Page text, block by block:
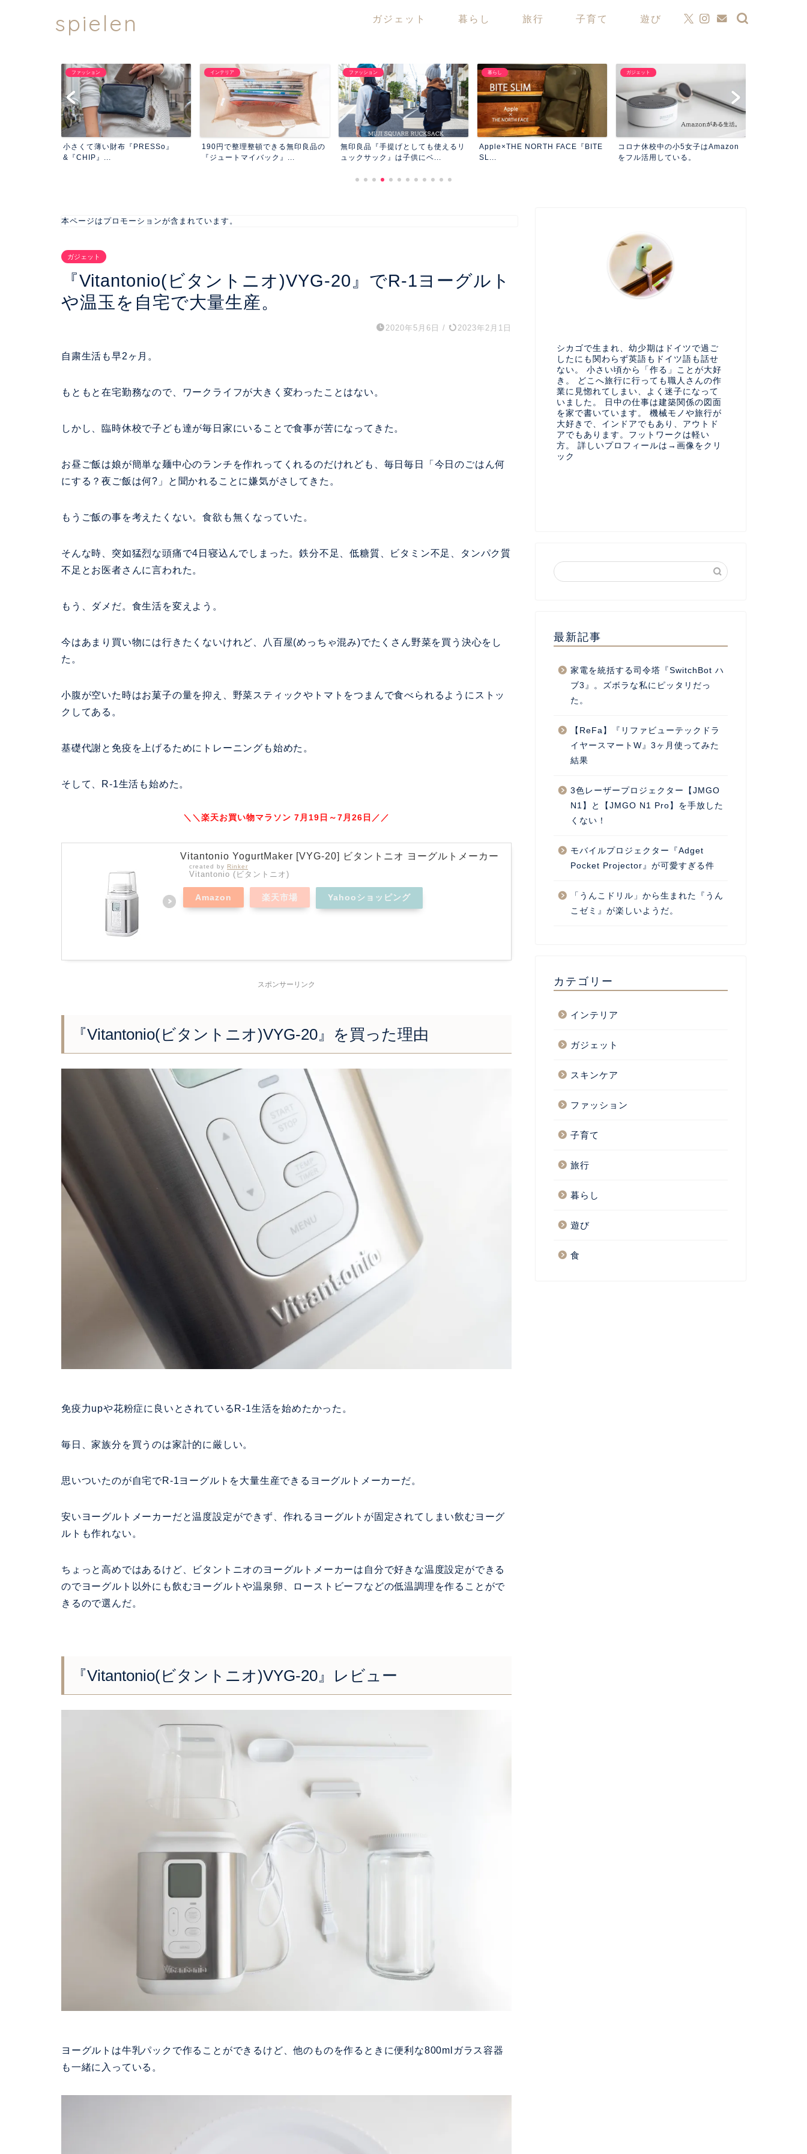
spielen ガジェット 暮らし 旅行 子育て 遊び
ファッション
小さくて薄い財布『PRESSo』
&『CHIP』...
インテリア
190円で整理整頓できる無印良品の
『ジュートマイバック』...
ファッション
無印良品『手提げとしても使えるリ
ュックサック』は子供にベ...
暮らし
Apple×THE NORTH FACE『BITE
SL...
ガジェット
コロナ休校中の小5女子はAmazon
をフル活用している。
本ページはプロモーションが含まれています。
ガジェット
『Vitantonio(ビタントニオ)VYG-20』でR-1ヨーグルト
や温玉を自宅で大量生産。
2020年5月6日 / 2023年2月1日
自粛生活も早2ヶ月。
もともと在宅勤務なので、ワークライフが大きく変わったことはない。
しかし、臨時休校で子ども達が毎日家にいることで食事が苦になってきた。
お昼ご飯は娘が簡単な麺中心のランチを作れってくれるのだけれども、毎日毎日「今日のごはん何
にする？夜ご飯は何?」と聞かれることに嫌気がさしてきた。
もうご飯の事を考えたくない。食欲も無くなっていた。
そんな時、突如猛烈な頭痛で4日寝込んでしまった。鉄分不足、低糖質、ビタミン不足、タンパク質
不足とお医者さんに言われた。
もう、ダメだ。食生活を変えよう。
今はあまり買い物には行きたくないけれど、八百屋(めっちゃ混み)でたくさん野菜を買う決心をし
た。
小腹が空いた時はお菓子の量を抑え、野菜スティックやトマトをつまんで食べられるようにストッ
クしてある。
基礎代謝と免疫を上げるためにトレーニングも始めた。
そして、R-1生活も始めた。
＼＼楽天お買い物マラソン 7月19日～7月26日／／
Vitantonio YogurtMaker [VYG-20] ビタントニオ ヨーグルトメーカー
created by Rinker
Vitantonio (ビタントニオ)
Amazon 楽天市場 Yahooショッピング
スポンサーリンク
『Vitantonio(ビタントニオ)VYG-20』を買った理由
免疫力upや花粉症に良いとされているR-1生活を始めたかった。
毎日、家族分を買うのは家計的に厳しい。
思いついたのが自宅でR-1ヨーグルトを大量生産できるヨーグルトメーカーだ。
安いヨーグルトメーカーだと温度設定ができず、作れるヨーグルトが固定されてしまい飲むヨーグ
ルトも作れない。
ちょっと高めではあるけど、ビタントニオのヨーグルトメーカーは自分で好きな温度設定ができる
のでヨーグルト以外にも飲むヨーグルトや温泉卵、ローストビーフなどの低温調理を作ることがで
きるので選んだ。
『Vitantonio(ビタントニオ)VYG-20』レビュー
ヨーグルトは牛乳パックで作ることができるけど、他のものを作るときに便利な800mlガラス容器
も一緒に入っている。
シカゴで生まれ、幼少期はドイツで過ご
したにも関わらず英語もドイツ語も話せ
ない。 小さい頃から「作る」ことが大好
き。 どこへ旅行に行っても職人さんの作
業に見惚れてしまい、よく迷子になって
いました。 日中の仕事は建築関係の図面
を家で書いています。 機械モノや旅行が
大好きで、インドアでもあり、アウトド
アでもあります。フットワークは軽い
方。 詳しいプロフィールは→画像をクリ
ック
最新記事
家電を統括する司令塔『SwitchBot ハ
ブ3』。ズボラな私にピッタリだっ
た。
【ReFa】『リファビューテックドラ
イヤースマートW』3ヶ月使ってみた
結果
3色レーザープロジェクター【JMGO
N1】と【JMGO N1 Pro】を手放した
くない！
モバイルプロジェクター『Adget
Pocket Projector』が可愛すぎる件
「うんこドリル」から生まれた『うん
こゼミ』が楽しいようだ。
カテゴリー
インテリア
ガジェット
スキンケア
ファッション
子育て
旅行
暮らし
遊び
食